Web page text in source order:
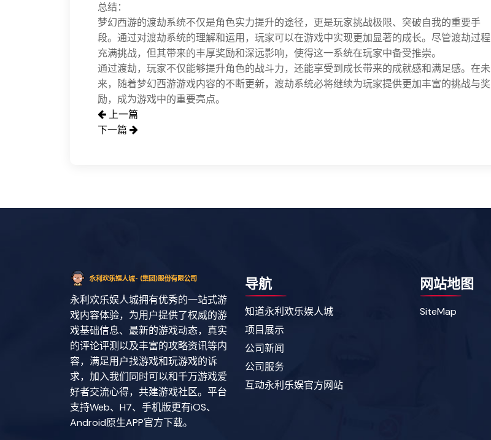
总结：
梦幻西游的渡劫系统不仅是角色实力提升的途径，更是玩家挑战极限、突破自我的重要手
段。通过对渡劫系统的理解和运用，玩家可以在游戏中实现更加显著的成长。尽管渡劫过程
充满挑战，但其带来的丰厚奖励和深远影响，使得这一系统在玩家中备受推崇。
通过渡劫，玩家不仅能够提升角色的战斗力，还能享受到成长带来的成就感和满足感。在未
来，随着梦幻西游游戏内容的不断更新，渡劫系统必将继续为玩家提供更加丰富的挑战与奖
励，成为游戏中的重要亮点。
上一篇
下一篇
永利欢乐娱人城拥有优秀的一站式游
戏内容体验，为用户提供了权威的游
戏基础信息、最新的游戏动态，真实
的评论评测以及丰富的攻略资讯等内
容，满足用户找游戏和玩游戏的诉
求，加入我们同时可以和千万游戏爱
好者交流心得，共建游戏社区。平台
支持Web、H7、手机版更有iOS、
Android原生APP官方下载。
导航
知道永利欢乐娱人城
项目展示
公司新闻
公司服务
互动永利乐娱官方网站
网站地图
SiteMap